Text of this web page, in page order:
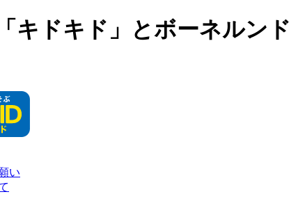
キドキド」とボーネルン
い